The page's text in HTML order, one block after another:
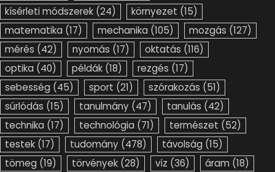
kísérleti módszerek (24) környezet (15)
matematika (17) mechanika (105) mozgás (127)
mérés (42) nyomás (17) oktatás (116)
optika (40) példák (18) rezgés (17)
sebesség (45) sport (21) szórakozás (51)
súrlódás (15) tanulmány (47) tanulás (42)
technika (17) technológia (71) természet (52)
testek (17) tudomány (478) távolság (15)
tömeg (19) törvények (28) víz (36) áram (18)